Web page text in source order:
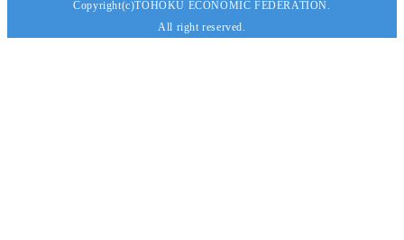
Copyright(c)TOHOKU ECONOMIC FEDERATION.
All right reserved.